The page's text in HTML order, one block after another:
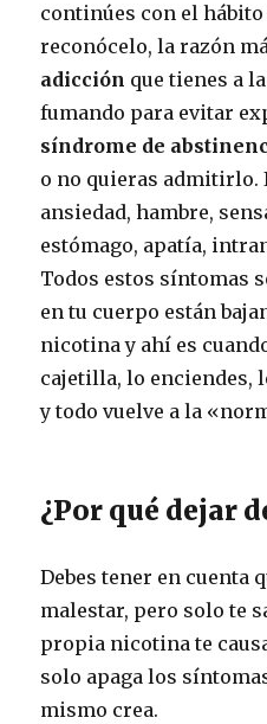
continúes con el
reconócelo, la razón
adicción que tienes a
fumando para evitar
síndrome de
o no quieras
ansiedad, hambre,
estómago, apatía,
Todos estos síntomas
en tu cuerpo están
nicotina y ahí es
cajetilla, lo enciendes,
y todo vuelve a la
¿Por qué dejar
Debes tener en cuenta
malestar, pero solo te
propia nicotina te
solo apaga los
mismo crea.